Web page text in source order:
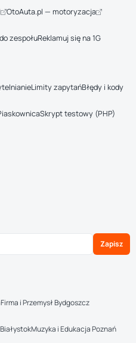
OtoAuta.pl — motoryzacja
zespołuReklamuj się na 1G
Limity zapytańBłędy i kody
Skrypt testowy (PHP)
Zapisz
Firma i Przemysł Bydgoszcz
Muzyka i Edukacja Poznań